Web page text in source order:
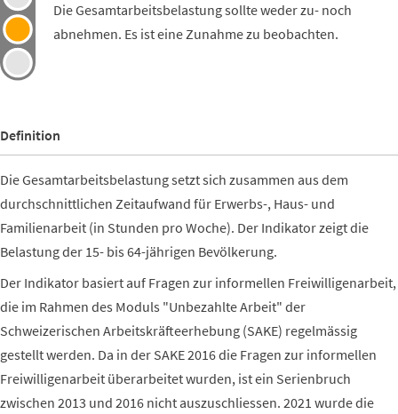
Die Gesamtarbeitsbelastung sollte weder zu- noch
abnehmen. Es ist eine Zunahme zu beobachten.
Definition
Die Gesamtarbeitsbelastung setzt sich zusammen aus dem
durchschnittlichen Zeitaufwand für Erwerbs-, Haus- und
Familienarbeit (in Stunden pro Woche). Der Indikator zeigt die
Belastung der 15- bis 64-jährigen Bevölkerung.
Der Indikator basiert auf Fragen zur informellen Freiwilligenarbeit,
die im Rahmen des Moduls "Unbezahlte Arbeit" der
Schweizerischen Arbeitskräfteerhebung (SAKE) regelmässig
gestellt werden. Da in der SAKE 2016 die Fragen zur informellen
Freiwilligenarbeit überarbeitet wurden, ist ein Serienbruch
zwischen 2013 und 2016 nicht auszuschliessen. 2021 wurde die